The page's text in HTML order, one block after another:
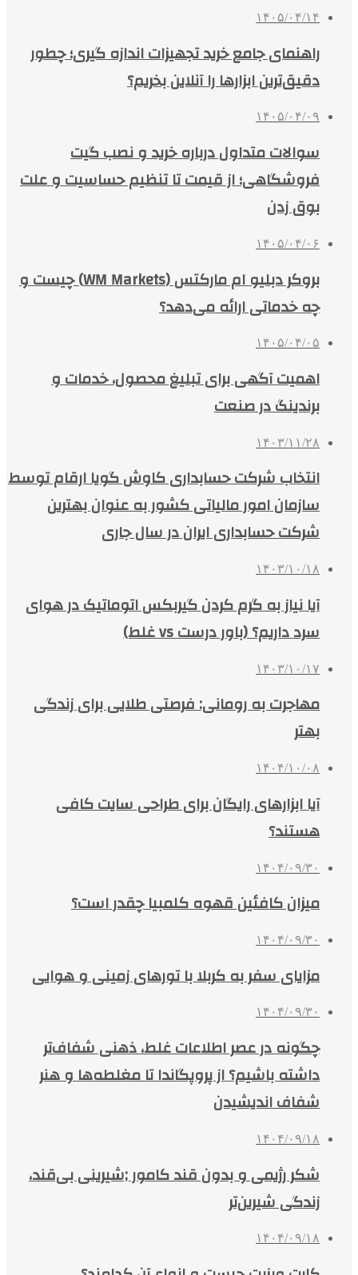
۱۴۰۵/۰۴/۱۴
راهنمای جامع خرید تجهیزات اندازه گیری؛ چطور
دقیق‌ترین ابزارها را آنلاین بخریم؟
۱۴۰۵/۰۴/۰۹
سوالات متداول درباره خرید و نصب گیت
فروشگاهی؛ از قیمت تا تنظیم حساسیت و علت
بوق زدن
۱۴۰۵/۰۴/۰۶
بروکر دبلیو ام مارکتس (WM Markets) چیست و
چه خدماتی ارائه می‌دهد؟
۱۴۰۵/۰۴/۰۵
اهمیت آگهی برای تبلیغ محصول، خدمات و
برندینگ در صنعت
۱۴۰۳/۱۱/۲۸
انتخاب شرکت حسابداری کاوش گویا ارقام توسط
سازمان امور مالیاتی کشور به عنوان بهترین
شرکت حسابداری ایران در سال جاری
۱۴۰۳/۱۰/۱۸
آیا نیاز به گرم کردن گیربکس اتوماتیک در هوای
سرد داریم؟ (باور درست vs غلط)
۱۴۰۳/۱۰/۱۷
مهاجرت به رومانی: فرصتی طلایی برای زندگی
بهتر
۱۴۰۴/۱۰/۰۸
آیا ابزارهای رایگان برای طراحی سایت کافی
هستند؟
۱۴۰۴/۰۹/۳۰
میزان کافئین قهوه کلمبیا چقدر است؟
۱۴۰۴/۰۹/۳۰
مزایای سفر به کربلا با تورهای زمینی و هوایی
۱۴۰۴/۰۹/۳۰
چگونه در عصر اطلاعات غلط، ذهنی شفاف‌تر
داشته باشیم؟ از پروپگاندا تا مغلطه‌ها و هنر
شفاف اندیشیدن
۱۴۰۴/۰۹/۱۸
شکر رژیمی و بدون قند کامور ;شیرینی بی‌قند،
زندگی شیرین‌تر
۱۴۰۴/۰۹/۱۸